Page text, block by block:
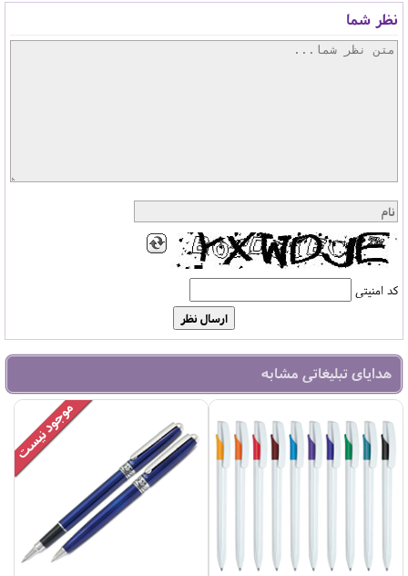
نظر شما
کد امنیتی
هدایای تبلیغاتی مشابه